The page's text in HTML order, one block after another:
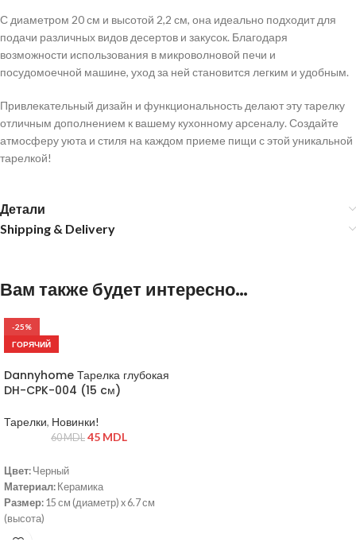
С диаметром 20 см и высотой 2,2 см, она идеально подходит для
подачи различных видов десертов и закусок. Благодаря
возможности использования в микроволновой печи и
посудомоечной машине, уход за ней становится легким и удобным.
Привлекательный дизайн и функциональность делают эту тарелку
отличным дополнением к вашему кухонному арсеналу. Создайте
атмосферу уюта и стиля на каждом приеме пищи с этой уникальной
тарелкой!
Детали
Shipping & Delivery
Вам также будет интересно…
-25%
ГОРЯЧИЙ
Dannyhome Тарелка глубокая
DH-CPK-004 (15 cм)
Тарелки, Новинки!
60MDL 45 MDL
Цвет: Черный
Материал: Керамика
Размер: 15 см (диаметр) x 6.7 см
(высота)
Вес: